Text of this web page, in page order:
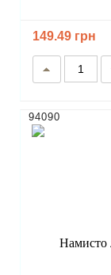
149.49 грн
94090